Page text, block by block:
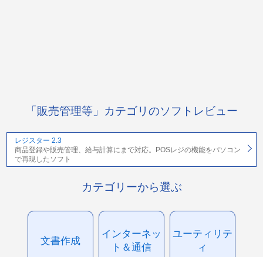
「販売管理等」カテゴリのソフトレビュー
レジスター 2.3
商品登録や販売管理、給与計算にまで対応。POSレジの機能をパソコン
で再現したソフト
カテゴリーから選ぶ
文書作成
インターネッ
ト＆通信
ユーティリテ
ィ